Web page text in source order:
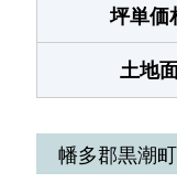
坪単価
土地
幡多郡黒潮